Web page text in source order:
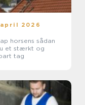
2026
horsens sådan
et stærkt og
tag